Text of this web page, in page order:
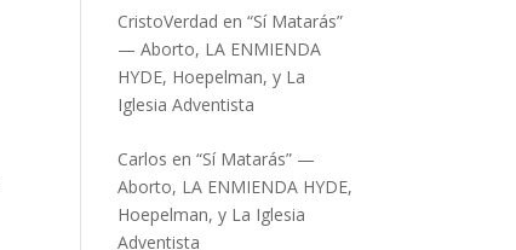
CristoVerdad en“Sí Matarás”
— Aborto, LA ENMIENDA
HYDE, Hoepelman, y La
Iglesia Adventista
Carlos en“Sí Matarás” —
Aborto, LA ENMIENDA HYDE,
Hoepelman, y La Iglesia
Adventista